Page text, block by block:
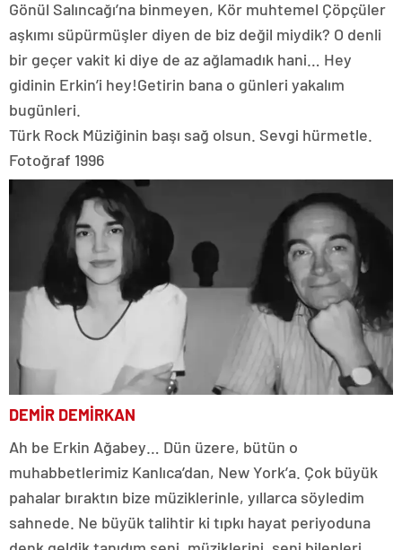
Gönül Salıncağı’na binmeyen, Kör muhtemel Çöpçüler
aşkımı süpürmüşler diyen de biz değil miydik? O denli
bir geçer vakit ki diye de az ağlamadık hani… Hey
gidinin Erkin’i hey!Getirin bana o günleri yakalım
bugünleri.
Türk Rock Müziğinin başı sağ olsun. Sevgi hürmetle.
Fotoğraf 1996
DEMİR DEMİRKAN
Ah be Erkin Ağabey… Dün üzere, bütün o
muhabbetlerimiz Kanlıca’dan, New York’a. Çok büyük
pahalar bıraktın bize müziklerinle, yıllarca söyledim
sahnede. Ne büyük talihtir ki tıpkı hayat periyoduna